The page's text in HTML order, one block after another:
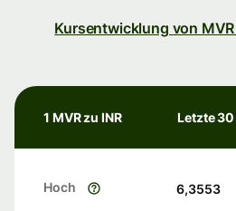
Kursentwicklung von
1 MVR zu INR Letzte 30
Hoch 6,3553